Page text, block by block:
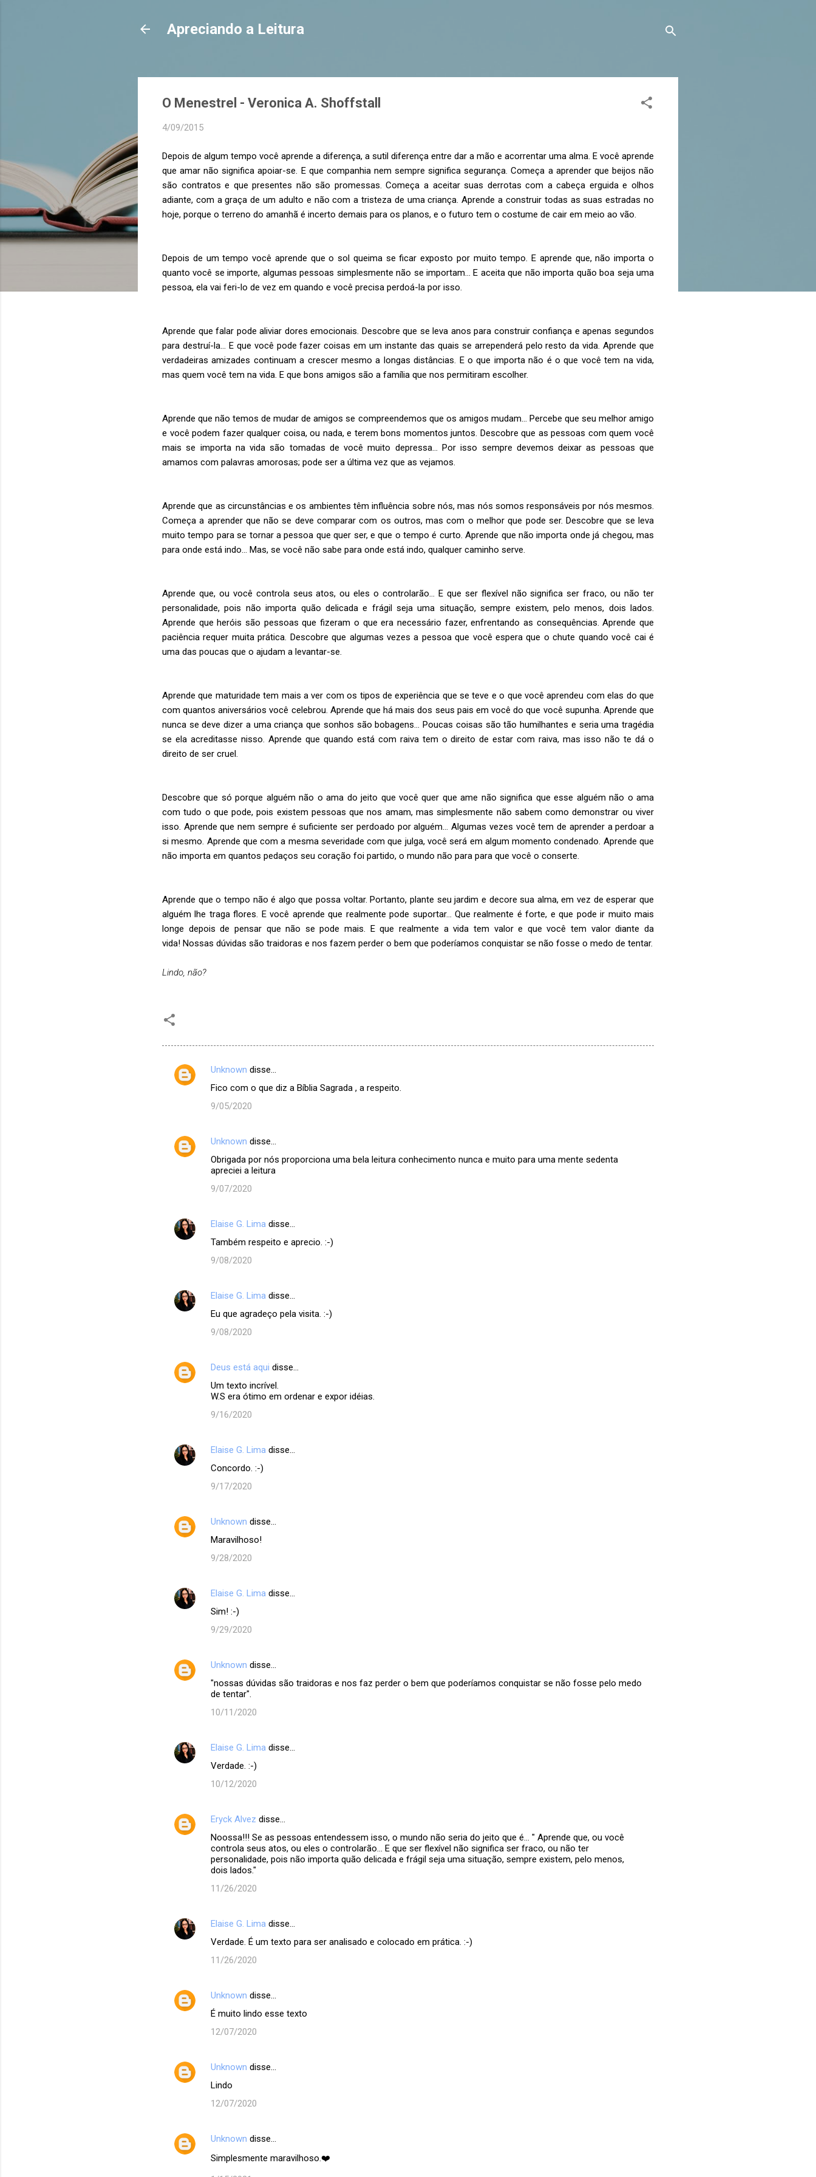
Apreciando a Leitura
O Menestrel - Veronica A. Shoffstall
4/09/2015
Depois de algum tempo você aprende a diferença, a sutil diferença entre dar a mão e acorrentar uma alma. E você aprende
que amar não significa apoiar-se. E que companhia nem sempre significa segurança. Começa a aprender que beijos não
são contratos e que presentes não são promessas. Começa a aceitar suas derrotas com a cabeça erguida e olhos
adiante, com a graça de um adulto e não com a tristeza de uma criança. Aprende a construir todas as suas estradas no
hoje, porque o terreno do amanhã é incerto demais para os planos, e o futuro tem o costume de cair em meio ao vão.
Depois de um tempo você aprende que o sol queima se ficar exposto por muito tempo. E aprende que, não importa o
quanto você se importe, algumas pessoas simplesmente não se importam… E aceita que não importa quão boa seja uma
pessoa, ela vai feri-lo de vez em quando e você precisa perdoá-la por isso.
Aprende que falar pode aliviar dores emocionais. Descobre que se leva anos para construir confiança e apenas segundos
para destruí-la… E que você pode fazer coisas em um instante das quais se arrependerá pelo resto da vida. Aprende que
verdadeiras amizades continuam a crescer mesmo a longas distâncias. E o que importa não é o que você tem na vida,
mas quem você tem na vida. E que bons amigos são a família que nos permitiram escolher.
Aprende que não temos de mudar de amigos se compreendemos que os amigos mudam… Percebe que seu melhor amigo
e você podem fazer qualquer coisa, ou nada, e terem bons momentos juntos. Descobre que as pessoas com quem você
mais se importa na vida são tomadas de você muito depressa… Por isso sempre devemos deixar as pessoas que
amamos com palavras amorosas; pode ser a última vez que as vejamos.
Aprende que as circunstâncias e os ambientes têm influência sobre nós, mas nós somos responsáveis por nós mesmos.
Começa a aprender que não se deve comparar com os outros, mas com o melhor que pode ser. Descobre que se leva
muito tempo para se tornar a pessoa que quer ser, e que o tempo é curto. Aprende que não importa onde já chegou, mas
para onde está indo… Mas, se você não sabe para onde está indo, qualquer caminho serve.
Aprende que, ou você controla seus atos, ou eles o controlarão… E que ser flexível não significa ser fraco, ou não ter
personalidade, pois não importa quão delicada e frágil seja uma situação, sempre existem, pelo menos, dois lados.
Aprende que heróis são pessoas que fizeram o que era necessário fazer, enfrentando as consequências. Aprende que
paciência requer muita prática. Descobre que algumas vezes a pessoa que você espera que o chute quando você cai é
uma das poucas que o ajudam a levantar-se.
Aprende que maturidade tem mais a ver com os tipos de experiência que se teve e o que você aprendeu com elas do que
com quantos aniversários você celebrou. Aprende que há mais dos seus pais em você do que você supunha. Aprende que
nunca se deve dizer a uma criança que sonhos são bobagens… Poucas coisas são tão humilhantes e seria uma tragédia
se ela acreditasse nisso. Aprende que quando está com raiva tem o direito de estar com raiva, mas isso não te dá o
direito de ser cruel.
Descobre que só porque alguém não o ama do jeito que você quer que ame não significa que esse alguém não o ama
com tudo o que pode, pois existem pessoas que nos amam, mas simplesmente não sabem como demonstrar ou viver
isso. Aprende que nem sempre é suficiente ser perdoado por alguém… Algumas vezes você tem de aprender a perdoar a
si mesmo. Aprende que com a mesma severidade com que julga, você será em algum momento condenado. Aprende que
não importa em quantos pedaços seu coração foi partido, o mundo não para para que você o conserte.
Aprende que o tempo não é algo que possa voltar. Portanto, plante seu jardim e decore sua alma, em vez de esperar que
alguém lhe traga flores. E você aprende que realmente pode suportar… Que realmente é forte, e que pode ir muito mais
longe depois de pensar que não se pode mais. E que realmente a vida tem valor e que você tem valor diante da
vida! Nossas dúvidas são traidoras e nos fazem perder o bem que poderíamos conquistar se não fosse o medo de tentar.
Lindo, não?
C
n
o
Unknown disse…
Fico com o que diz a Bíblia Sagrada , a respeito.
9/05/2020
Unknown disse…
Obrigada por nós proporciona uma bela leitura conhecimento nunca e muito para uma mente sedenta
apreciei a leitura
9/07/2020
Elaise G. Lima disse…
Também respeito e aprecio. :-)
9/08/2020
Elaise G. Lima disse…
Eu que agradeço pela visita. :-)
9/08/2020
Deus está aqui disse…
Um texto incrível.
W.S era ótimo em ordenar e expor idéias.
9/16/2020
Elaise G. Lima disse…
Concordo. :-)
9/17/2020
Unknown disse…
Maravilhoso!
9/28/2020
Elaise G. Lima disse…
Sim! :-)
9/29/2020
Unknown disse…
"nossas dúvidas são traidoras e nos faz perder o bem que poderíamos conquistar se não fosse pelo medo
de tentar".
10/11/2020
Elaise G. Lima disse…
Verdade. :-)
10/12/2020
Eryck Alvez disse…
Noossa!!! Se as pessoas entendessem isso, o mundo não seria do jeito que é... " Aprende que, ou você
controla seus atos, ou eles o controlarão… E que ser flexível não significa ser fraco, ou não ter
personalidade, pois não importa quão delicada e frágil seja uma situação, sempre existem, pelo menos,
dois lados."
11/26/2020
Elaise G. Lima disse…
Verdade. É um texto para ser analisado e colocado em prática. :-)
11/26/2020
Unknown disse…
É muito lindo esse texto
12/07/2020
Unknown disse…
Lindo
12/07/2020
Unknown disse…
Simplesmente maravilhoso.❤️